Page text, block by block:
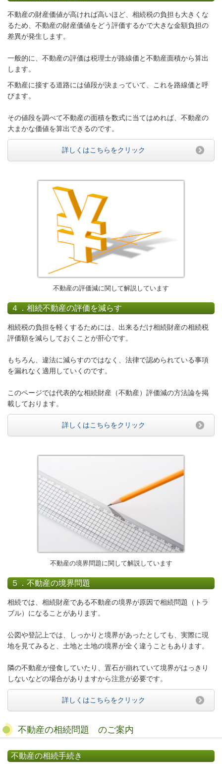
不動産の財産価値が高ければ高いほど、相続税の負担も大きくな
るため、不動産の財産価値をどう評価するかで大きな金額負担の
差異が発生します。
一般的に、不動産の評価は税理士が路線価と不動産面積から算出
します。
不動産に接する道路には値段が決まっていて、これを路線価と呼
びます。
その値段を調べて不動産の面積を数式に当てはめれば、不動産の
大まかな価値を算出できるのです。
詳しくはこちらをクリック
不動産の評価減に関して解説しています
４． 相続不動産の評価を減らす
相続税の負担を軽くするためには、出来るだけ相続財産の相続税
評価額を減らしておくことが肝心です。
もちろん、違法に減らすのではなく、法律で認められている事項
を漏れなく適用していくのです。
このページでは代表的な相続財産（不動産）評価減の方法論を掲
載しております。
詳しくはこちらをクリック
不動産の境界問題に関して解説しています
５．不動産の境界問題
相続では、相続財産である不動産の境界が原因で相続問題（トラ
ブル）になることがあります。
公図や登記上では、しっかりと境界があったとしても、実際に現
地を見てみると、土地と土地の境界が全く違うこともあります。
隣の不動産が侵食していたり、置石が崩れていて境界がはっきり
しないなどの場合がありますから注意が必要です。
詳しくはこちらをクリック
不動産の相続問題 のご案内
不動産の相続手続き